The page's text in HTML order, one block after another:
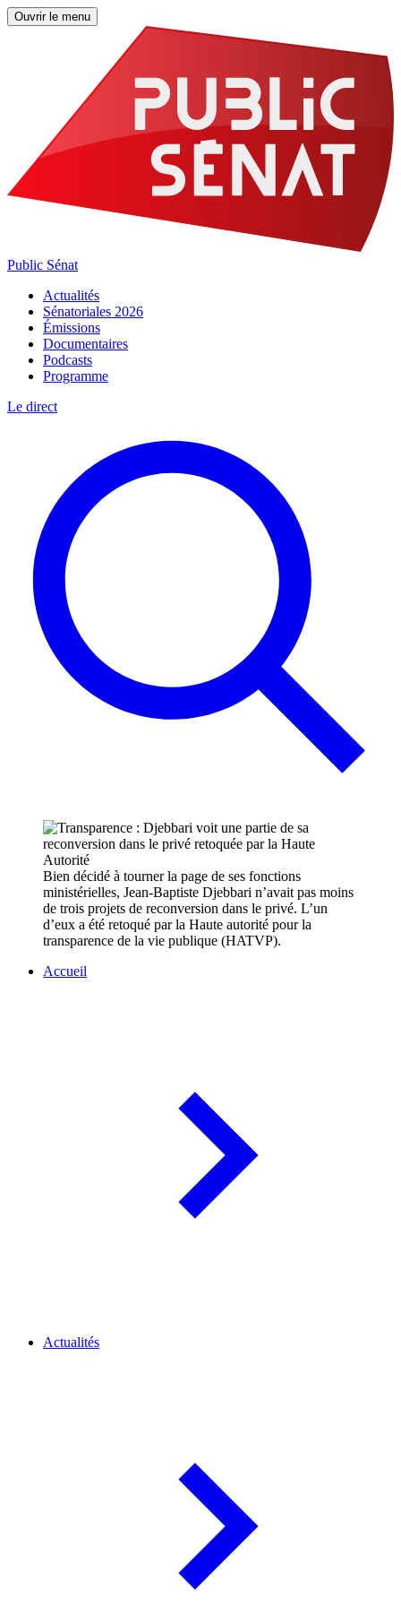
Ouvrir le menu
Public Sénat
Actualités
Sénatoriales 2026
Émissions
Documentaires
Podcasts
Programme
Le direct
Bien décidé à tourner la page de ses fonctions
ministérielles, Jean-Baptiste Djebbari n’avait pas moins
de trois projets de reconversion dans le privé. L’un
d’eux a été retoqué par la Haute autorité pour la
transparence de la vie publique (HATVP).
Accueil
Actualités